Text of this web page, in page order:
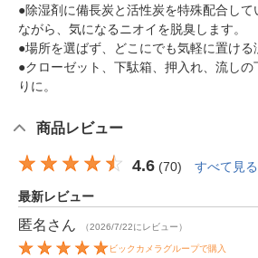
●除湿剤に備長炭と活性炭を特殊配合して
ながら、気になるニオイを脱臭します。
●場所を選ばず、どこにでも気軽に置ける
●クローゼット、下駄箱、押入れ、流しの
りに。
商品レビュー
4.6 (70) すべて見る
最新レビュー
匿名 さん （2026/7/22にレビュー）
ビックカメラグループで購入